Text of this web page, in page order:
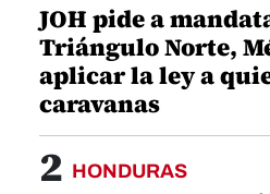
JOH pide a
Triángulo Norte,
aplicar la ley a
caravanas
2 HONDURAS